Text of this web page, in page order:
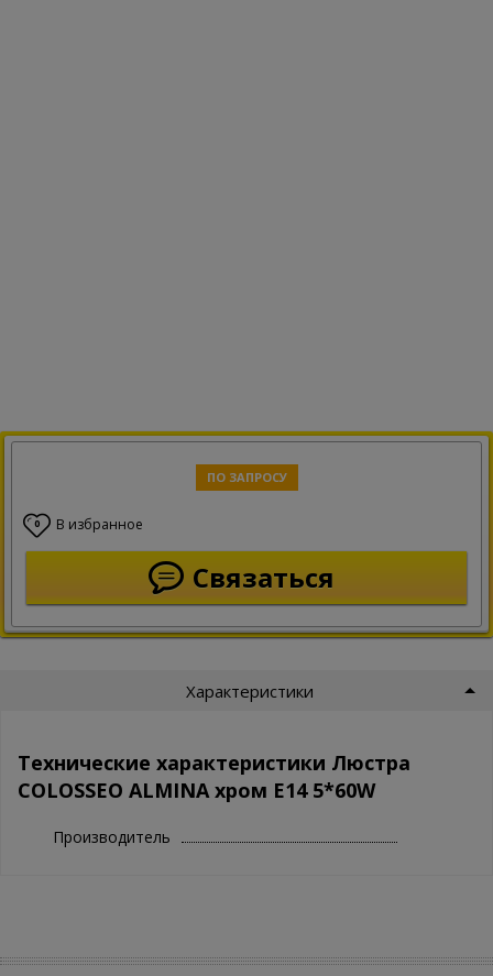
ПО ЗАПРОСУ
0 В избранное
Связаться
Характеристики
Технические характеристики Люстра
COLOSSEO ALMINA хром E14 5*60W
Производитель